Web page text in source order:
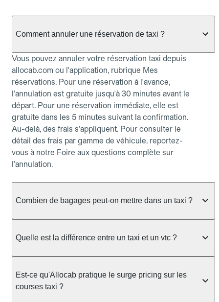
Comment annuler une réservation de taxi ?
Vous pouvez annuler votre réservation taxi depuis
allocab.com ou l'application, rubrique Mes
réservations. Pour une réservation à l'avance,
l'annulation est gratuite jusqu'à 30 minutes avant le
départ. Pour une réservation immédiate, elle est
gratuite dans les 5 minutes suivant la confirmation.
Au-delà, des frais s'appliquent. Pour consulter le
détail des frais par gamme de véhicule, reportez-
vous à notre Foire aux questions complète sur
l'annulation.
Combien de bagages peut-on mettre dans un taxi ?
taxi berline accueille en général jusqu'à 3 bagages
ou nombreux, précisez-le dans le champ "Message
au chauffeur" lors de la réservation. Le prix n'est
pas impacté par le nombre de bagages.
Quelle est la différence entre un taxi et un vtc ?
prendre en charge directement dans la rue, à une
station ou sur réservation, avec un tarif au
Est-ce qu'Allocab pratique le surge pricing sur les
courses taxi ?